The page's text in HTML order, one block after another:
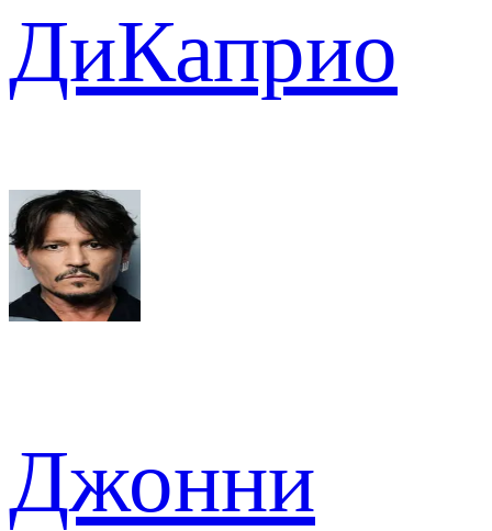
ДиКаприо
Джонни